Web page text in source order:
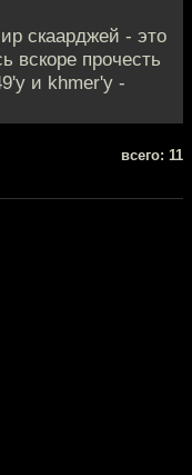
скаарджей - это
вскоре прочесть
и khmer'у -
всего: 11